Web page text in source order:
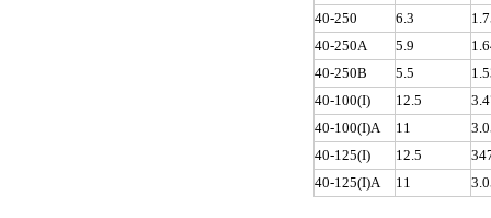
40-250
6.3
40-250A
5.9
40-250B
5.5
40-100(I)
12.5
40-100(I)A
11
40-125(I)
12.5
40-125(I)A
11